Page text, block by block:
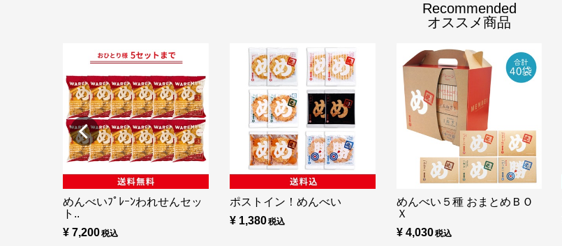
Recommended
オススメ商品
めんべいﾌﾟﾚｰﾝわれせんセッ
ト..
¥ 7,200
ポストイン！めんべい
¥ 1,380
めんべい５種 おまとめＢＯ
Ｘ
¥ 4,030